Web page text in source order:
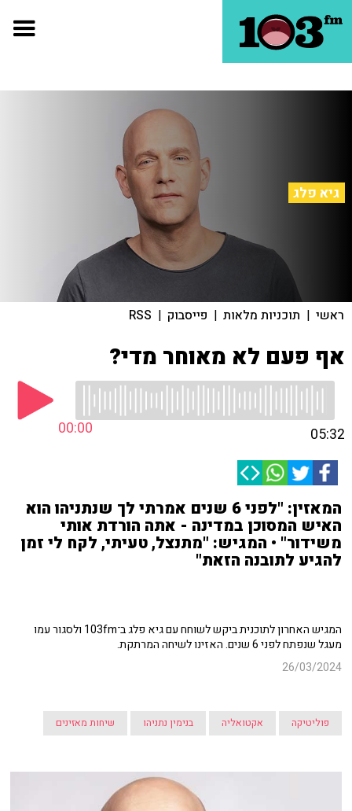
גיא פלג
ראשי | תוכניות מלאות | פייסבוק |
RSS
אף פעם לא מאוחר מדי?
00:00 05:32
המאזין: "לפני 6 שנים אמרתי לך שנתניהו הוא
האיש המסוכן במדינה - אתה הורדת אותי
משידור" • המגיש: "מתנצל, טעיתי, לקח לי זמן
להגיע לתובנה הזאת"
המגיש האחרון לתוכנית ביקש לשוחח עם גיא פלג ב־103fm ולסגור עמו
מעגל שנפתח לפני 6 שנים. האזינו לשיחה המרתקת.
26/03/2024
פוליטיקה אקטואליה בנימין נתניהו שיחות מאזינים